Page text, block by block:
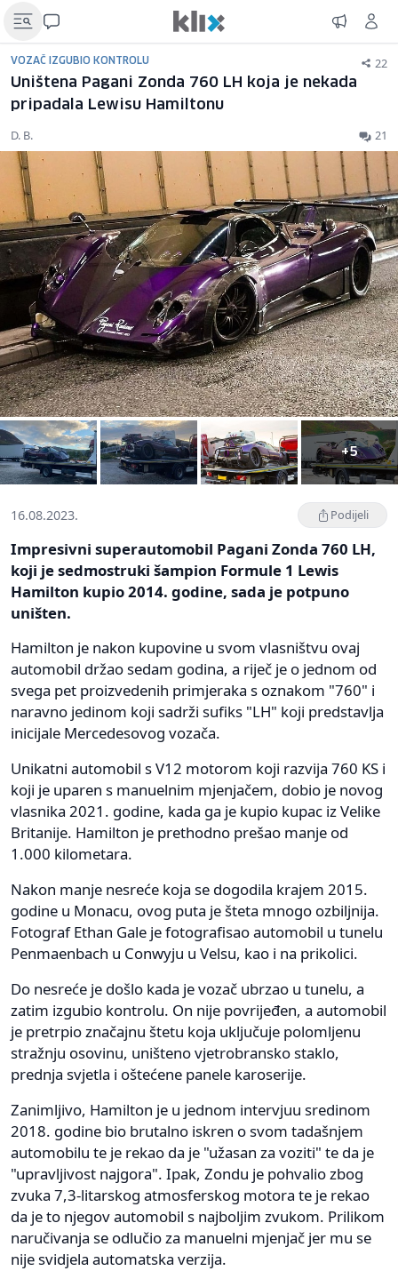
VOZAČ IZGUBIO KONTROLU 22
Uništena Pagani Zonda 760 LH koja je nekada
pripadala Lewisu Hamiltonu
D. B. 21
+5
16.08.2023. Podijeli
Impresivni superautomobil Pagani Zonda 760 LH,
koji je sedmostruki šampion Formule 1 Lewis
Hamilton kupio 2014. godine, sada je potpuno
uništen.
Hamilton je nakon kupovine u svom vlasništvu ovaj
automobil držao sedam godina, a riječ je o jednom od
svega pet proizvedenih primjeraka s oznakom "760" i
naravno jedinom koji sadrži sufiks "LH" koji predstavlja
inicijale Mercedesovog vozača.
Unikatni automobil s V12 motorom koji razvija 760 KS i
koji je uparen s manuelnim mjenjačem, dobio je novog
vlasnika 2021. godine, kada ga je kupio kupac iz Velike
Britanije. Hamilton je prethodno prešao manje od
1.000 kilometara.
Nakon manje nesreće koja se dogodila krajem 2015.
godine u Monacu, ovog puta je šteta mnogo ozbiljnija.
Fotograf Ethan Gale je fotografisao automobil u tunelu
Penmaenbach u Conwyju u Velsu, kao i na prikolici.
Do nesreće je došlo kada je vozač ubrzao u tunelu, a
zatim izgubio kontrolu. On nije povrijeđen, a automobil
je pretrpio značajnu štetu koja uključuje polomljenu
stražnju osovinu, uništeno vjetrobransko staklo,
prednja svjetla i oštećene panele karoserije.
Zanimljivo, Hamilton je u jednom intervjuu sredinom
2018. godine bio brutalno iskren o svom tadašnjem
automobilu te je rekao da je "užasan za voziti" te da je
"upravljivost najgora". Ipak, Zondu je pohvalio zbog
zvuka 7,3-litarskog atmosferskog motora te je rekao
da je to njegov automobil s najboljim zvukom. Prilikom
naručivanja se odlučio za manuelni mjenjač jer mu se
nije svidjela automatska verzija.